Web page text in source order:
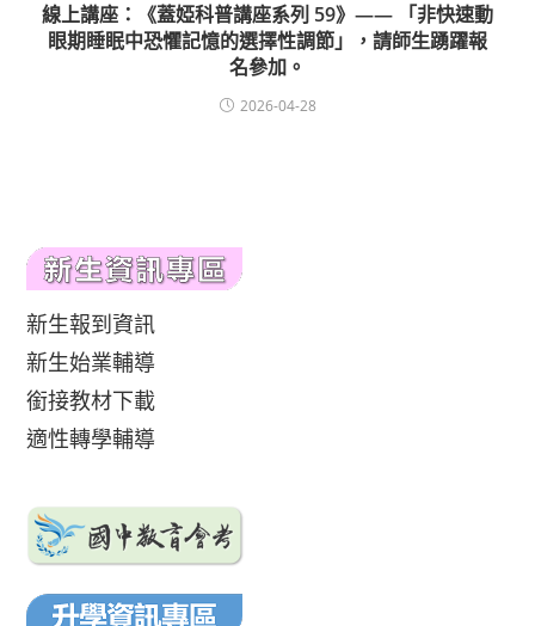
線上講座：《蓋婭科普講座系列 59》—— 「非快速動
眼期睡眠中恐懼記憶的選擇性調節」，請師生踴躍報
名參加。
2026-04-28
新生報到資訊
新生始業輔導
銜接教材下載
適性轉學輔導